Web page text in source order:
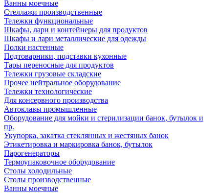
Ванны моечные
Стеллажи производственные
Тележки функциональные
Шкафы, лари и контейнеры для продуктов
Шкафы и лари металлические для одежды
Полки настенные
Подтоварники, подставки кухонные
Тары переносные для продуктов
Тележки грузовые складские
Прочее нейтральное оборудование
Тележки технологические
Для консервного производства
Автоклавы промышленные
Оборудование для мойки и стерилизации банок, бутылок и
пр.
Укупорка, закатка стеклянных и жестяных банок
Этикетировка и маркировка банок, бутылок
Парогенераторы
Термоупаковочное оборудование
Столы холодильные
Столы производственные
Ванны моечные